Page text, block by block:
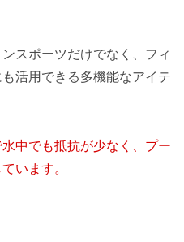
スポーツだけでなく、フィ
活用できる多機能なアイテ
中でも抵抗が少なく、プー
います。